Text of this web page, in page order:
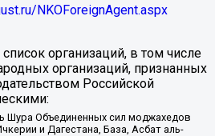
NKOForeignAgent.aspx
организаций, в том числе
организаций, признанных
Российской
Объединенных сил моджахедов
и Дагестана, База, Асбат аль-